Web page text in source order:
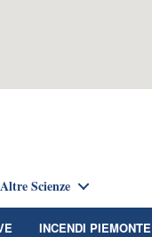
Altre Scienze
INCENDI PIEMONTE